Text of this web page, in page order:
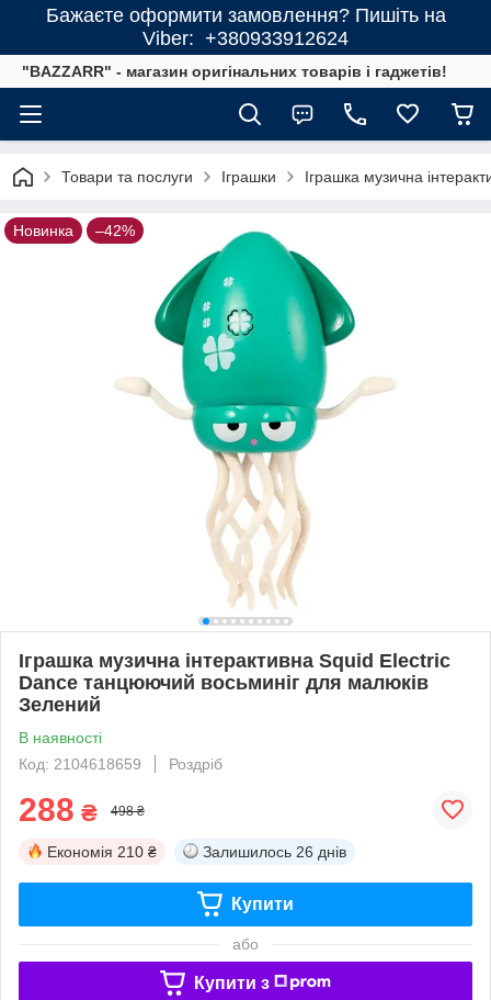
Бажаєте оформити замовлення? Пишіть на
Viber: +380933912624
"BAZZARR" - магазин оригінальних товарів і гаджетів!
Товари та послуги Іграшки Іграшка музична
Новинка –42%
Іграшка музична інтерактивна Squid Electric
Dance танцюючий восьминіг для малюків
Зелений
В наявності
Код: 2104618659
Роздріб
288 ₴ 498 ₴
Економія 210 ₴ Залишилось 26 днів
Купити
або
Купити з